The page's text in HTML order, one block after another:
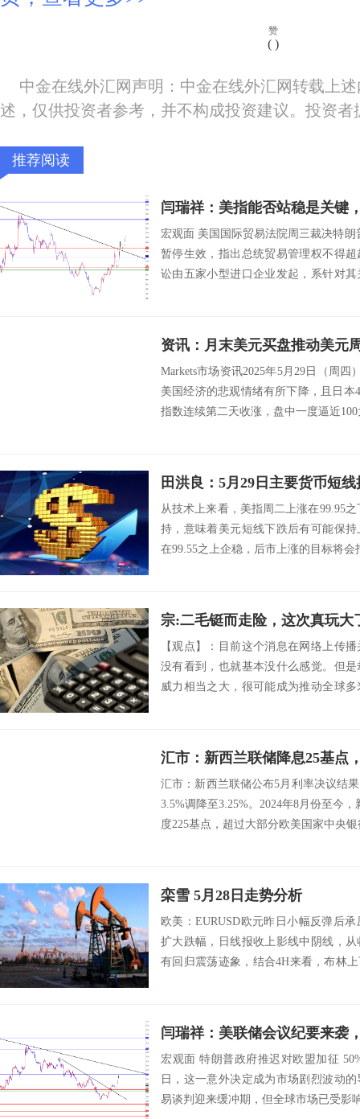
赞
( )
中金在线外汇网声明：中金在线外汇网转载上
述，仅供投资者参考，并不构成投资建议。投资
推荐阅读
宏观面 美国国际贸易法院周三裁决特
暂停生效，指出总统贸易管理权不得
讼由五家小型进口企业发起，系针对
Markets市场资讯2025年5月29日（周
美国经济的悲观情绪有所下降，且日
指数连续第二天收涨，盘中一度逼近
田洪良：5月29日主要货币
从技术上来看，美指周二上涨在99.95
持，意味着美元短线下跌后有可能保
在99.55之上企稳，后市上涨的目标将会
宗:二毛铤而走险，这次真玩大
【观点】：目前这个消息在网络上传
没有看到，也就基本没什么感觉。但
威力相当之大，很可能成为推动全球
汇市：新西兰联储降息25基点
汇市：新西兰联储公布5月利率决议结
3.5%调降至3.25%。2024年8月份至今
度225基点，超过大部分欧美国家中央
栾雪 5月28日走势分析
欧美：EURUSD欧元昨日小幅反弹后
扩大跌幅，日线报收上影线中阴线，
有回归震荡迹象，结合4H来看，布林
宏观面 特朗普政府推迟对欧盟加征
日，这一意外决定成为市场剧烈波动
易谈判迎来缓冲期，但全球市场已受影